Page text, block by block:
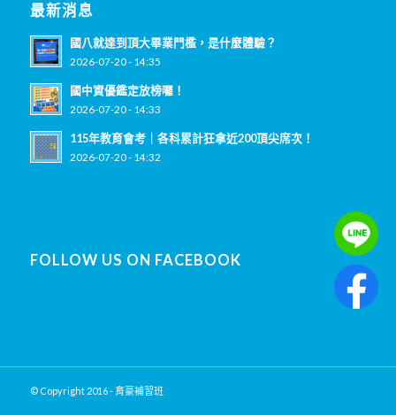
最新消息
國八就達到頂大畢業門檻，是什麼體驗？
2026-07-20 - 14:35
國中資優鑑定放榜囉！
2026-07-20 - 14:33
115年教育會考｜各科累計狂拿近200頂尖席次！
2026-07-20 - 14:32
FOLLOW US ON FACEBOOK
© Copyright 2016 - 育豪補習班